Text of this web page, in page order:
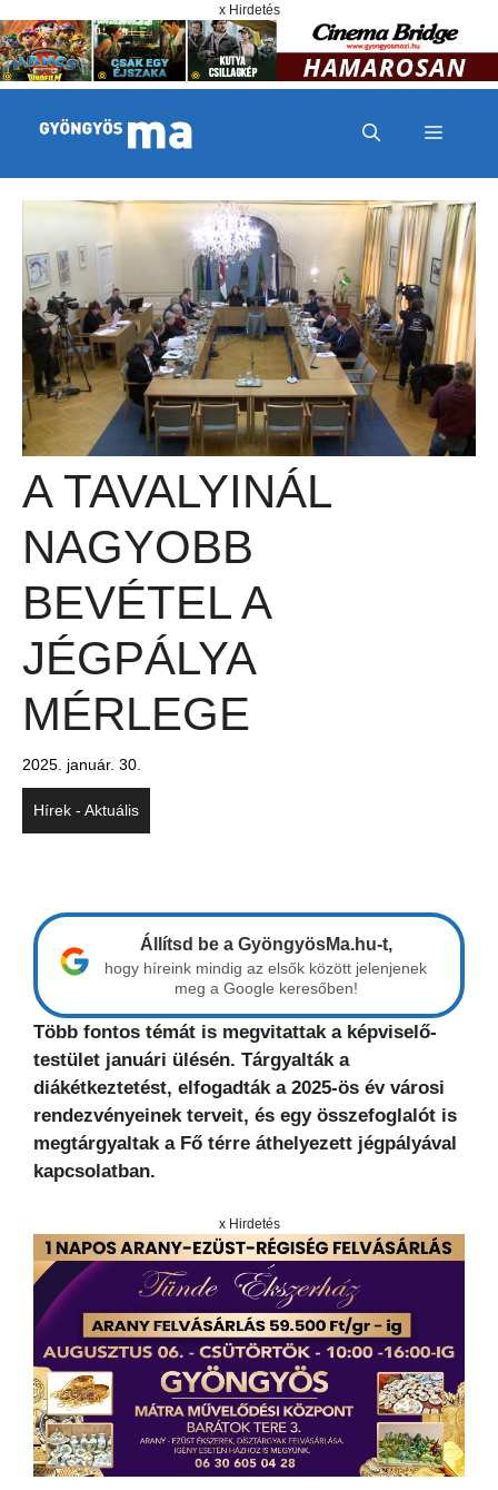
x Hirdetés
MENÜ
A TAVALYINÁL
NAGYOBB
BEVÉTEL A
JÉGPÁLYA
MÉRLEGE
2025. január. 30.
Hírek - Aktuális
Állítsd be a GyöngyösMa.hu-t,
hogy híreink mindig az elsők között jelenjenek
meg a Google keresőben!
Több fontos témát is megvitattak a képviselő-
testület januári ülésén. Tárgyalták a
diákétkeztetést, elfogadták a 2025-ös év városi
rendezvényeinek terveit, és egy összefoglalót is
megtárgyaltak a Fő térre áthelyezett jégpályával
kapcsolatban.
x Hirdetés